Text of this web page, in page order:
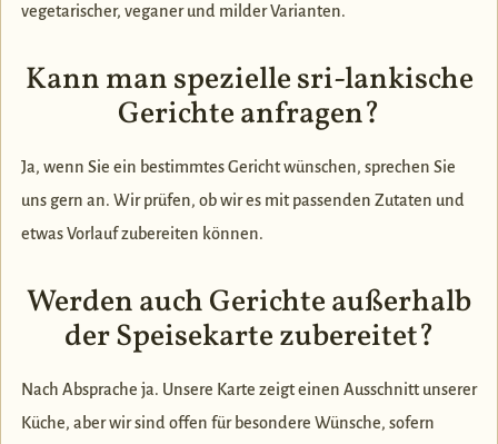
vegetarischer, veganer und milder Varianten.
Kann man spezielle sri-lankische
Gerichte anfragen?
Ja, wenn Sie ein bestimmtes Gericht wünschen, sprechen Sie
uns gern an. Wir prüfen, ob wir es mit passenden Zutaten und
etwas Vorlauf zubereiten können.
Werden auch Gerichte außerhalb
der Speisekarte zubereitet?
Nach Absprache ja. Unsere Karte zeigt einen Ausschnitt unserer
Küche, aber wir sind offen für besondere Wünsche, sofern